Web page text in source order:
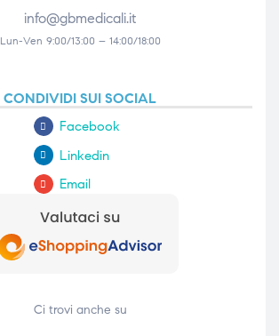
info@gbmedicali.it
Lun-Ven 9:00/13:00 – 14:00/18:00
CONDIVIDI SUI SOCIAL
Facebook
Linkedin
Email
Ci trovi anche su